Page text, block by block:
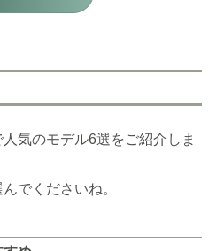
気のモデル6選をご紹介しま
でくださいね。